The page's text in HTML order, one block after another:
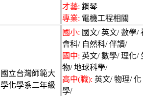
才藝: 鋼琴
專業: 電機工程相關
國立台灣師範大
學化學系二年級
國小: 國文/ 英文/ 數學/
會科/ 自然科/ 伴讀/
國中: 英文/ 數學/ 理化/
物/ 地球科學/
高中(職): 英文/ 物理/ 化
學/